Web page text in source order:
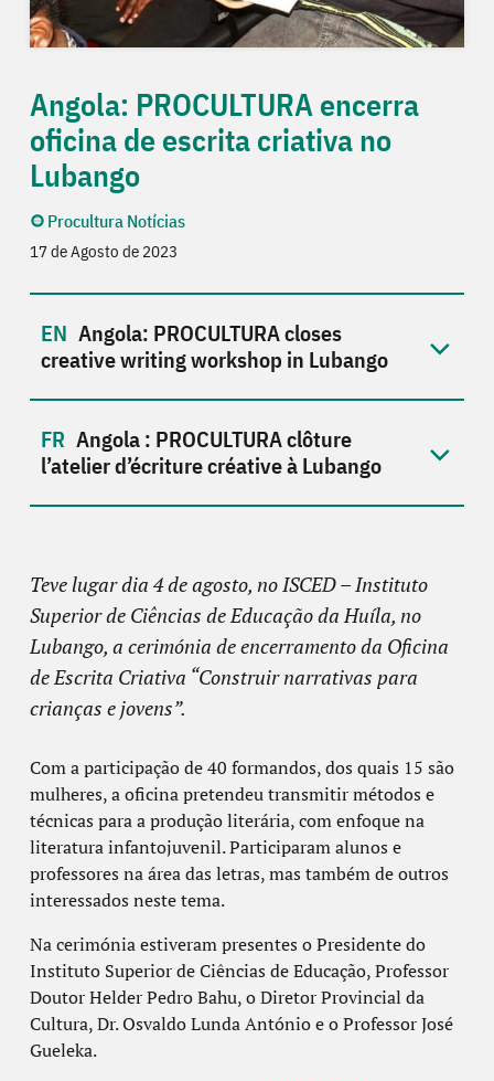
Angola: PROCULTURA encerra
oficina de escrita criativa no
Lubango
Procultura Notícias
17 de Agosto de 2023
Angola: PROCULTURA closes
creative writing workshop in Lubango
Angola : PROCULTURA clôture
l’atelier d’écriture créative à Lubango
Teve lugar dia 4 de agosto, no ISCED – Instituto
Superior de Ciências de Educação da Huíla, no
Lubango, a cerimónia de encerramento da Oficina
de Escrita Criativa “Construir narrativas para
crianças e jovens”.
Com a participação de 40 formandos, dos quais 15 são
mulheres, a oficina pretendeu transmitir métodos e
técnicas para a produção literária, com enfoque na
literatura infantojuvenil. Participaram alunos e
professores na área das letras, mas também de outros
interessados neste tema.
Na cerimónia estiveram presentes o Presidente do
Instituto Superior de Ciências de Educação, Professor
Doutor Helder Pedro Bahu, o Diretor Provincial da
Cultura, Dr. Osvaldo Lunda António e o Professor José
Gueleka.